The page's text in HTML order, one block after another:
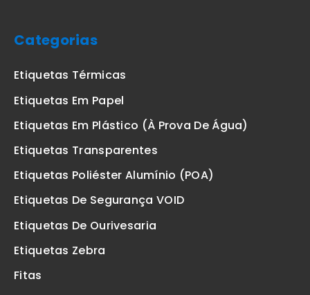
Categorias
Etiquetas Térmicas
Etiquetas Em Papel
Etiquetas Em Plástico (à Prova De Água)
Etiquetas Transparentes
Etiquetas Poliéster Alumínio (POA)
Etiquetas De Segurança VOID
Etiquetas De Ourivesaria
Etiquetas Zebra
Fitas